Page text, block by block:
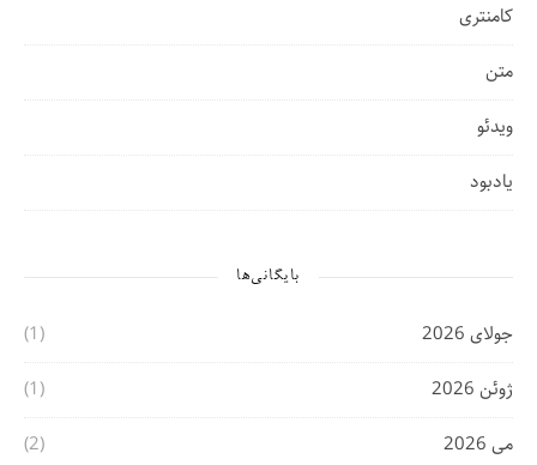
کامنتری
متن
ویدئو
یادبود
بایگانی‌ها
جولای 2026
(1)
ژوئن 2026
(1)
می 2026
(2)